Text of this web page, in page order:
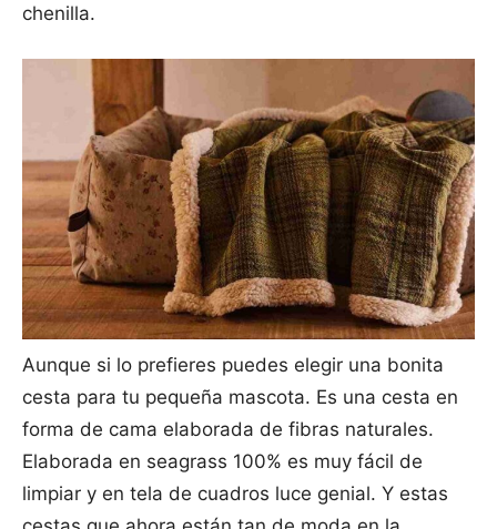
chenilla.
Aunque si lo prefieres puedes elegir una bonita
cesta para tu pequeña mascota. Es una cesta en
forma de cama elaborada de fibras naturales.
Elaborada en seagrass 100% es muy fácil de
limpiar y en tela de cuadros luce genial. Y estas